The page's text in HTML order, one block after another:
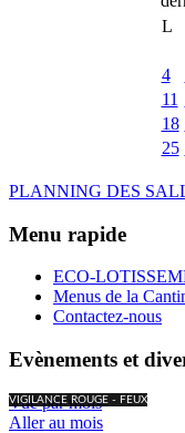
L
4
11
18
25
PLANNING DES
Menu rapide
ECO-
Menus de la
Contactez-nous
Evènements et
VIGILANCE ROUGE - FEUX
Vue par mois
Aller au mois